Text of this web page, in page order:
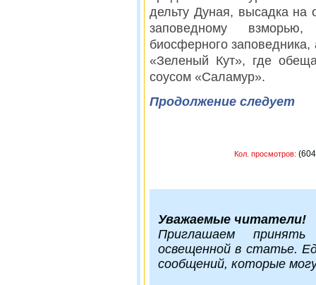
дельту Дуная, высадка на
заповедному взморью,
биосферного
«Зеленый Кут», где
соусом «Саламур».
Продолжение следует
Кол. просмотров:
Уважаемые читатели!
Приглашаем
освещенной в статье.
сообщений, которые